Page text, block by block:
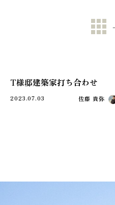
T様邸建築家打ち合わせ
2023.07.03 佐藤 貴弥